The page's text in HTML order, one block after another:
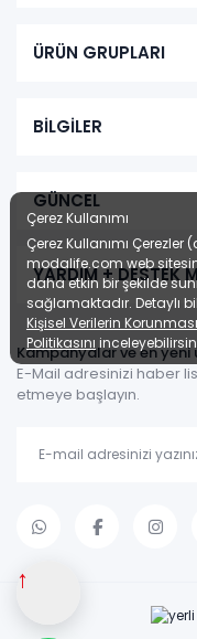
↑
ÜRÜN GRUPLARI
BİLGİLER
GÜNCEL
YARDIM + DESTEK
Kampanyalar ve en
E-Mail adresinizi haber
etmeye başlayın.
Çerez Kullanımı
Çerez Kullanımı Çerezler
modalife.com web
daha etkin bir şekilde
sağlamaktadır. Detaylı
Kişisel Verilerin
Politikasını